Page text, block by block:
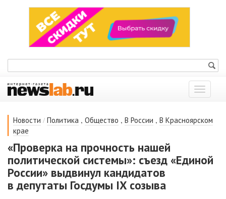
Показать
меню
Новости / Политика , Общество , В России , В Красноярском
крае
«Проверка на прочность нашей
политической системы»: съезд «Единой
России» выдвинул кандидатов
в депутаты Госдумы IX созыва